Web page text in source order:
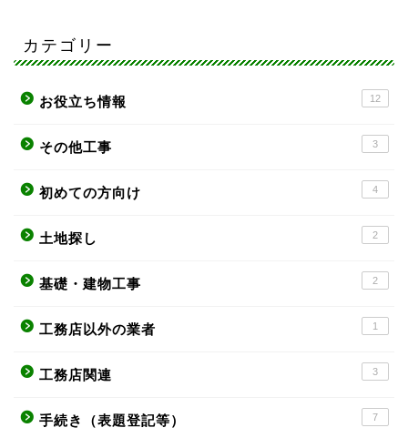
カテゴリー
お役立ち情報 12
その他工事 3
初めての方向け 4
土地探し 2
基礎・建物工事 2
工務店以外の業者 1
工務店関連 3
手続き（表題登記等） 7